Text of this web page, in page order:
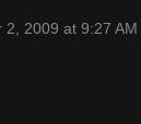
2, 2009 at 9:27 AM